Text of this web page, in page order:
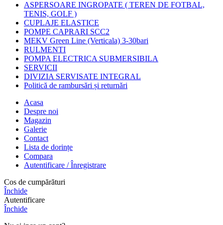
ASPERSOARE INGROPATE ( TEREN DE FOTBAL,
TENIS, GOLF )
CUPLAJE ELASTICE
POMPE CAPRARI SCC2
MEKV Green Line (Verticala) 3-30bari
RULMENTI
POMPA ELECTRICA SUBMERSIBILA
SERVICII
DIVIZIA SERVISATE INTEGRAL
Politică de rambursări și returnări
Acasa
Despre noi
Magazin
Galerie
Contact
Lista de dorințe
Compara
Autentificare / Înregistrare
Cos de cumpărături
Închide
Autentificare
Închide